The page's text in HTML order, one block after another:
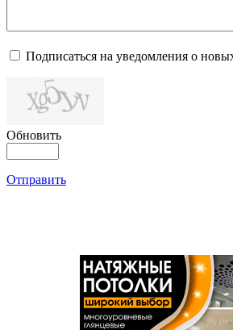
Подписаться на уведомления о
Обновить
Отправить